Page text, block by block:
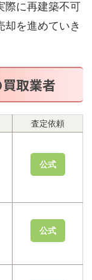
際に再建築不可
を進めていき
取業者
査定依頼
公式
公式